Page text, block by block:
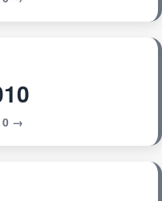
→ 0 ج.م (0.00%)